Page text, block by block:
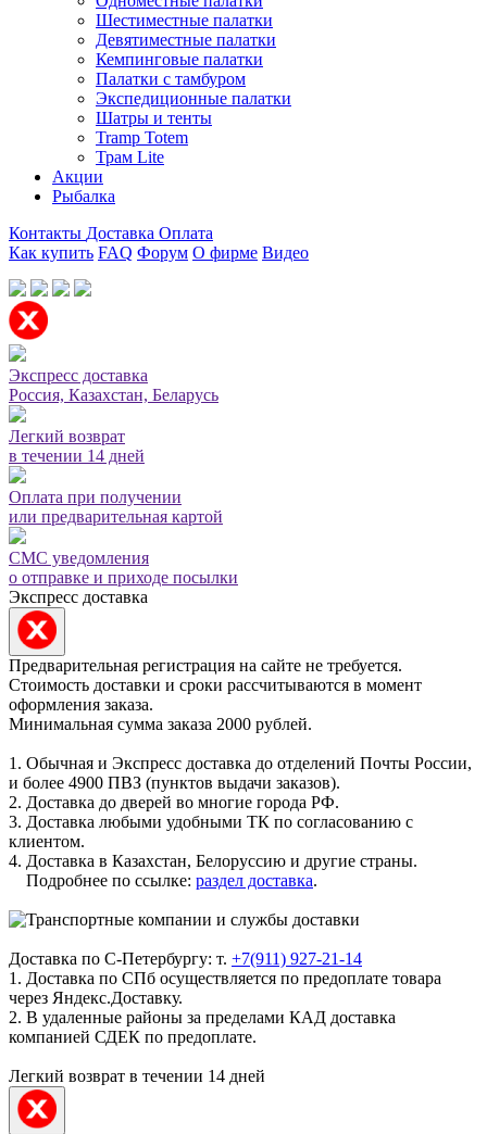
Шестиместные палатки
Девятиместные палатки
Кемпинговые палатки
Палатки с тамбуром
Экспедиционные палатки
Шатры и тенты
Tramp Totem
Трам Lite
Акции
Рыбалка
Контакты Доставка Оплата
Как купить FAQ Форум О фирме Видео
Экспресс доставка
Россия, Казахстан, Беларусь
Легкий возврат
в течении 14 дней
Оплата при получении
или предварительная картой
СМС уведомления
о отправке и приходе посылки
Экспресс доставка
Предварительная регистрация на сайте не требуется.
Стоимость доставки и сроки рассчитываются в момент
оформления заказа.
Минимальная сумма заказа 2000 рублей.
1. Обычная и Экспресс доставка до отделений Почты России,
и более 4900 ПВЗ (пунктов выдачи заказов).
2. Доставка до дверей во многие города РФ.
3. Доставка любыми удобными ТК по согласованию с
клиентом.
4. Доставка в Казахстан, Белоруссию и другие страны.
Подробнее по ссылке: раздел доставка.
Доставка по С-Петербургу: т. +7(911) 927-21-14
1. Доставка по СПб осуществляется по предоплате товара
через Яндекс.Доставку.
2. В удаленные районы за пределами КАД доставка
компанией СДЕК по предоплате.
Легкий возврат в течении 14 дней